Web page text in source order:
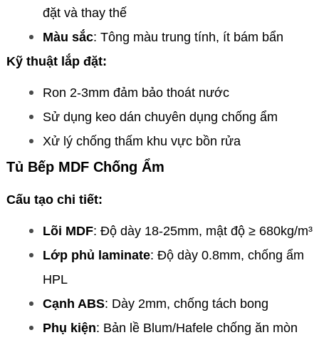
đặt và thay thế
Màu sắc: Tông màu trung tính, ít bám bẩn
Kỹ thuật lắp đặt:
Ron 2-3mm đảm bảo thoát nước
Sử dụng keo dán chuyên dụng chống ẩm
Xử lý chống thấm khu vực bồn rửa
Tủ Bếp MDF Chống Ẩm
Cấu tạo chi tiết:
Lõi MDF: Độ dày 18-25mm, mật độ ≥ 680kg/m³
Lớp phủ laminate: Độ dày 0.8mm, chống ẩm
HPL
Cạnh ABS: Dày 2mm, chống tách bong
Phụ kiện: Bản lề Blum/Hafele chống ăn mòn